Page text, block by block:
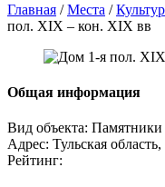
Главная /Места /
пол. XIX – кон. XIX вв
Общая информация
Вид объекта: Памятники
Адрес: Тульская
Рейтинг: